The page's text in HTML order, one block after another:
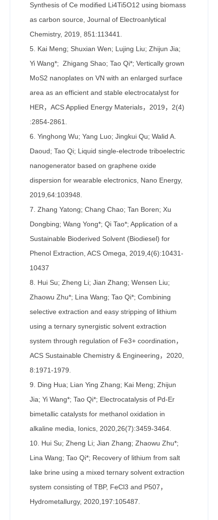
Synthesis of Ce modified Li4Ti5O12 using biomass
as carbon source, Journal of Electroanlytical
Chemistry, 2019, 851:113441.
5. Kai Meng; Shuxian Wen; Lujing Liu; Zhijun Jia;
Yi Wang*; Zhigang Shao; Tao Qi*; Vertically grown
MoS2 nanoplates on VN with an enlarged surface
area as an efficient and stable electrocatalyst for
HER，ACS Applied Energy Materials，2019，2(4)
:2854-2861.
6. Yinghong Wu; Yang Luo; Jingkui Qu; Walid A.
Daoud; Tao Qi; Liquid single-electrode triboelectric
nanogenerator based on graphene oxide
dispersion for wearable electronics, Nano Energy,
2019,64:103948.
7. Zhang Yatong; Chang Chao; Tan Boren; Xu
Dongbing; Wang Yong*; Qi Tao*; Application of a
Sustainable Bioderived Solvent (Biodiesel) for
Phenol Extraction, ACS Omega, 2019,4(6):10431-
10437
8. Hui Su; Zheng Li; Jian Zhang; Wensen Liu;
Zhaowu Zhu*; Lina Wang; Tao Qi*; Combining
selective extraction and easy stripping of lithium
using a ternary synergistic solvent extraction
system through regulation of Fe3+ coordination，
ACS Sustainable Chemistry & Engineering，2020,
8:1971-1979.
9. Ding Hua; Lian Ying Zhang; Kai Meng; Zhijun
Jia; Yi Wang*; Tao Qi*; Electrocatalysis of Pd-Er
bimetallic catalysts for methanol oxidation in
alkaline media, Ionics, 2020,26(7):3459-3464.
10. Hui Su; Zheng Li; Jian Zhang; Zhaowu Zhu*;
Lina Wang; Tao Qi*; Recovery of lithium from salt
lake brine using a mixed ternary solvent extraction
system consisting of TBP, FeCl3 and P507，
Hydrometallurgy, 2020,197:105487.